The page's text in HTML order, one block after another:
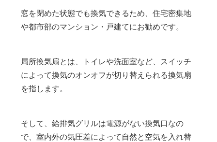
窓を閉めた状態でも換気できるため、住宅密集地
や都市部のマンション・戸建てにお勧めです。
局所換気扇とは、トイレや洗面室など、スイッチ
によって換気のオンオフが切り替えられる換気扇
を指します。
そして、給排気グリルは電源がない換気口なの
で、室内外の気圧差によって自然と空気を入れ替